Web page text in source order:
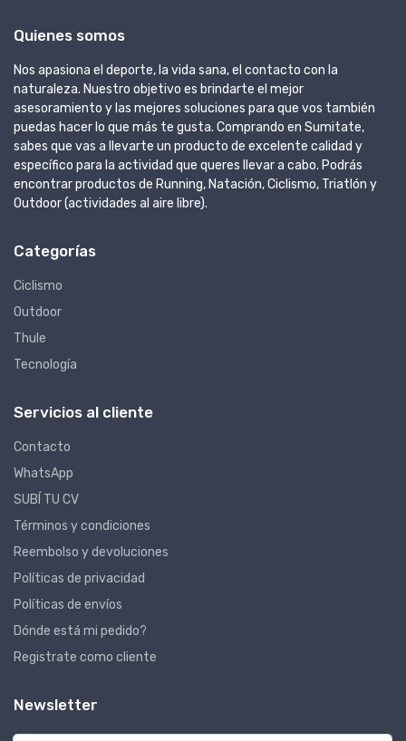
Quienes somos
Nos apasiona el deporte, la vida sana, el contacto con la
naturaleza. Nuestro objetivo es brindarte el mejor
asesoramiento y las mejores soluciones para que vos también
puedas hacer lo que más te gusta. Comprando en Sumitate,
sabes que vas a llevarte un producto de excelente calidad y
específico para la actividad que queres llevar a cabo. Podrás
encontrar productos de Running, Natación, Ciclismo, Triatlón y
Outdoor (actividades al aire libre).
Categorías
Ciclismo
Outdoor
Thule
Tecnología
Servicios al cliente
Contacto
WhatsApp
SUBÍ TU CV
Términos y condiciones
Reembolso y devoluciones
Políticas de privacidad
Políticas de envíos
Dónde está mi pedido?
Registrate como cliente
Newsletter